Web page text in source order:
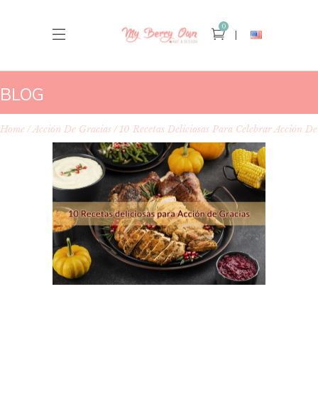
0
BLOG
Home Acción De Gracias 10 Recetas Deliciosas Para Celebrar Acción